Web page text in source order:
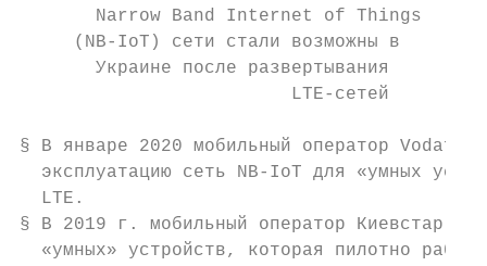
       Narrow Band Internet of Things
     (NB-IoT) сети стали возможны в
       Украине после развертывания
                         LTE-сетей
§ В январе 2020 мобильный оператор
эксплуатацию сеть NB-IoT для «умных
  LTE.
§ В 2019 г. мобильный оператор Киевстар
«умных» устройств, которая пилотно